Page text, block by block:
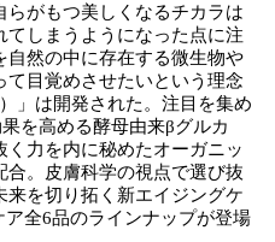
らがもつ美しくなるチカラは
しまうようになった点に注
自然の中に存在する微生物や
目覚めさせたいという理念
」は開発された。注目を集め
を高める酵母由来βグルカ
力を内に秘めたオーガニッ
。皮膚科学の視点で選び抜
を切り拓く新エイジングケ
全6品のラインナップが登場